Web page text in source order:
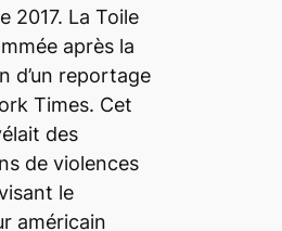
2017. La Toile
après la
d’un reportage
Times. Cet
des
de violences
le
américain